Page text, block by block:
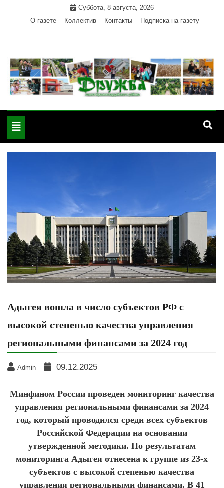
Суббота, 8 августа, 2026
О газете
Коллектив Контакты Подписка на газету
"Дружба" — газета
района РА
Красногвардейского района Республики Адыгея
Toggle
navigation
Адыгея вошла в число субъектов РФ с
высокой степенью качества управления
региональными финансами за 2024 год
Admin 09.12.2025
Минфином России проведен мониторинг качества
управления региональными финансами за 2024
год, который проводился среди всех субъектов
Российской Федерации на основании
утвержденной методики. По результатам
мониторинга Адыгея отнесена к группе из 23-х
субъектов с высокой степенью качества
управления региональными финансами. В 41